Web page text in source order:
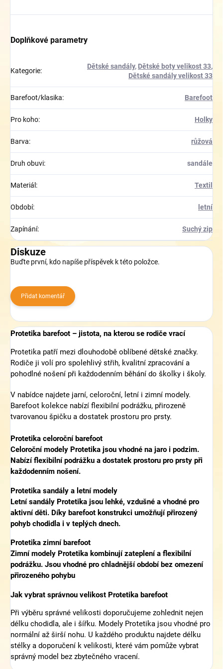
Doplňkové parametry
Kategorie:
Dětské sandály, Dětské boty velikost 33,
Dětské sandály velikost 33
Barefoot/klasika: Barefoot
Pro koho: Holky
Barva: růžová
Druh obuvi: sandále
Materiál : Textil
Období: letní
Zapínání: Suchý zip
Diskuze
Buďte první, kdo napíše příspěvek k této položce.
Přidat komentář
Protetika barefoot – jistota, na kterou se rodiče vrací
Protetika patří mezi dlouhodobě oblíbené dětské značky.
Rodiče ji volí pro spolehlivý střih, kvalitní zpracování a
pohodlné nošení při každodenním běhání do školky i školy.
V nabídce najdete jarní, celoroční, letní i zimní modely.
Barefoot kolekce nabízí flexibilní podrážku, přirozeně
tvarovanou špičku a dostatek prostoru pro prsty.
Protetika celoroční barefoot
Celoroční modely Protetika jsou vhodné na jaro i podzim.
Nabízí flexibilní podrážku a dostatek prostoru pro prsty při
každodenním nošení.
Protetika sandály a letní modely
Letní sandály Protetika jsou lehké, vzdušné a vhodné pro
aktivní děti. Díky barefoot konstrukci umožňují přirozený
pohyb chodidla i v teplých dnech.
Protetika zimní barefoot
Zimní modely Protetika kombinují zateplení a flexibilní
podrážku. Jsou vhodné pro chladnější období bez omezení
přirozeného pohybu
Jak vybrat správnou velikost Protetika barefoot
Při výběru správné velikosti doporučujeme zohlednit nejen
délku chodidla, ale i šířku. Modely Protetika jsou vhodné pro
normální až širší nohu. U každého produktu najdete délku
stélky a doporučení k velikosti, které vám pomůže vybrat
správný model bez zbytečného vracení.